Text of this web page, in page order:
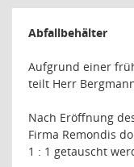
Abfallbehälter
Aufgrund einer
teilt Herr
Nach Eröffnung
Firma Remondis
1 : 1 getauscht